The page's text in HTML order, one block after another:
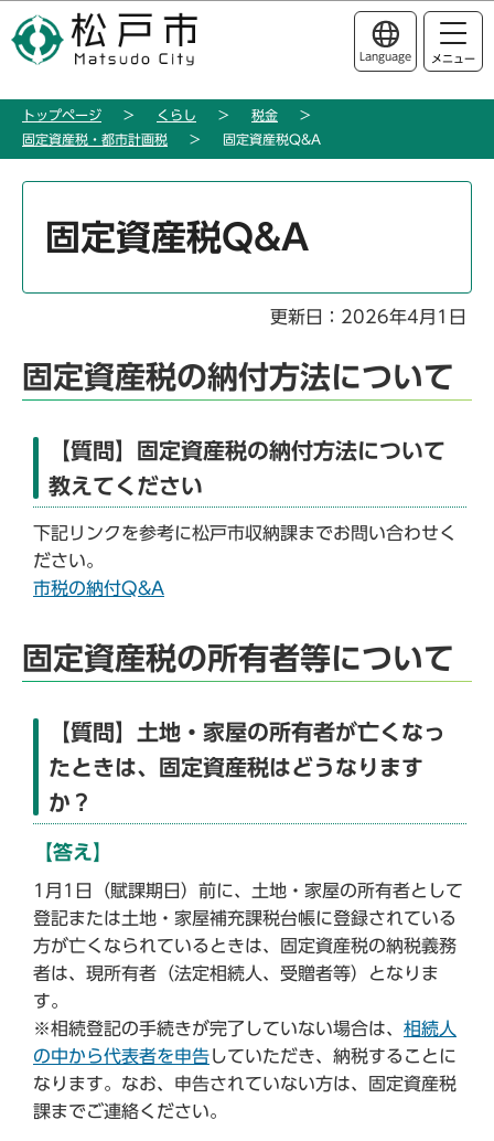
の
ー
このページの本文へ移動
Language メニュー
トップページ くらし
税金
固定資産税・都市計画税
固定資産税Q&A
固定資産税Q&A
更新日：2026年4月1日
固定資産税の納付方法について
【質問】固定資産税の納付方法について
教えてください
下記リンクを参考に松戸市収納課までお問い合わせく
ださい。
市税の納付Q&A
固定資産税の所有者等について
【質問】土地・家屋の所有者が亡くなっ
たときは、固定資産税はどうなります
か？
【答え】
1月1日（賦課期日）前に、土地・家屋の所有者として
登記または土地・家屋補充課税台帳に登録されている
方が亡くなられているときは、固定資産税の納税義務
者は、現所有者（法定相続人、受贈者等）となりま
す。
※相続登記の手続きが完了していない場合は、 相続人
の中から代表者を申告していただき、納税することに
なります。なお、申告されていない方は、固定資産税
課までご連絡ください。